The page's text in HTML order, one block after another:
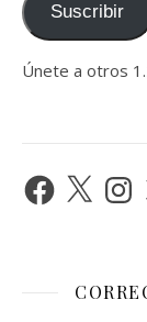
Suscribir
Únete a otros
Facebook
X